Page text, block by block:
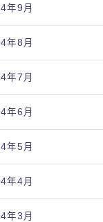
年9月
年8月
年7月
年6月
年5月
年4月
年3月